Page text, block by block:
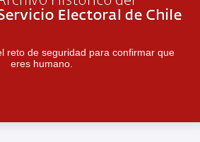
reto de seguridad para confirmar que
eres humano.